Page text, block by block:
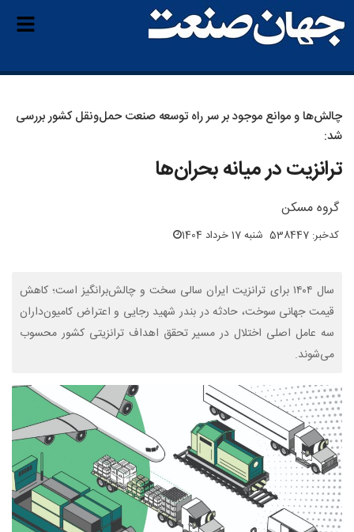
چالش‌ها و موانع موجود بر سر راه توسعه صنعت حمل‌ونقل کشور بررسی
شد:
ترانزیت در میانه بحران‌ها
گروه مسکن
کدخبر: 538447 شنبه 17 خرداد 1404
سال ۱۴۰۴ برای ترانزیت ایران سالی سخت و چالش‌برانگیز است؛ کاهش
قیمت جهانی سوخت، حادثه در بندر شهید رجایی و اعتراض کامیون‌داران
سه عامل اصلی اختلال در مسیر تحقق اهداف ترانزیتی کشور محسوب
می‌شوند.